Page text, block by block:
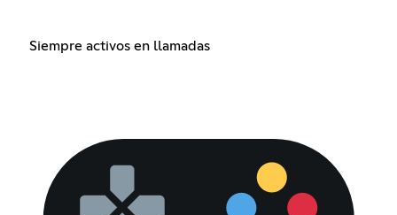
Siempre activos en llamadas